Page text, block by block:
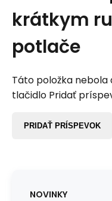
krátkym
potlače
Táto položka
tlačidlo Pridať
PRIDAŤ PRÍSPEVOK
NOVINKY